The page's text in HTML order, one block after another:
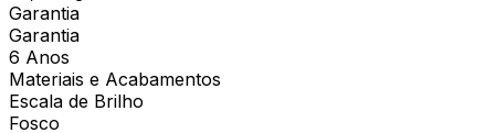
Garantia
Garantia
6 Anos
Materiais e Acabamentos
Escala de Brilho
Fosco